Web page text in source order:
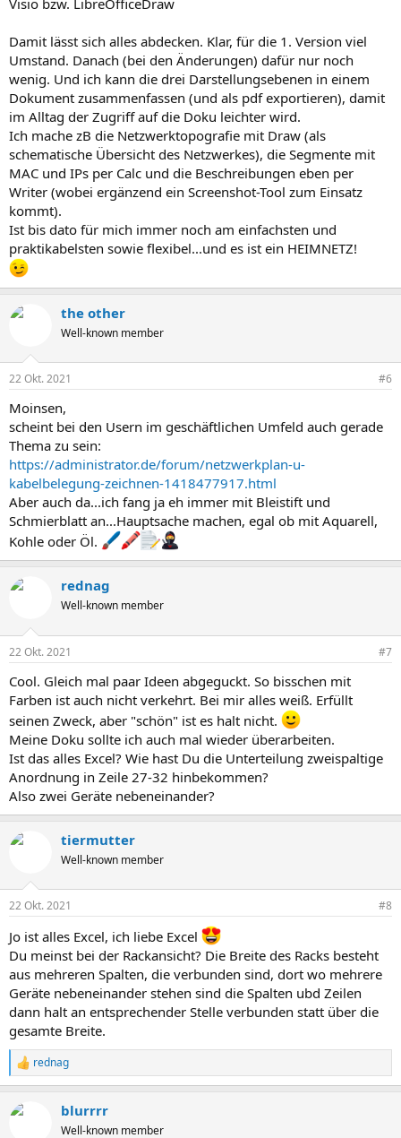
Damit lässt sich alles abdecken. Klar, für die 1. Version viel
Umstand. Danach (bei den Änderungen) dafür nur noch
wenig. Und ich kann die drei Darstellungsebenen in einem
Dokument zusammenfassen (und als pdf exportieren), damit
im Alltag der Zugriff auf die Doku leichter wird.
Ich mache zB die Netzwerktopografie mit Draw (als
schematische Übersicht des Netzwerkes), die Segmente mit
MAC und IPs per Calc und die Beschreibungen eben per
Writer (wobei ergänzend ein Screenshot-Tool zum Einsatz
kommt).
Ist bis dato für mich immer noch am einfachsten und
praktikabelsten sowie flexibel...und es ist ein HEIMNETZ!
the other
Well-known member
22 Okt. 2021 #6
Moinsen,
scheint bei den Usern im geschäftlichen Umfeld auch gerade
Thema zu sein:
https://administrator.de/forum/netzwerkplan-u-
kabelbelegung-zeichnen-1418477917.html
Aber auch da...ich fang ja eh immer mit Bleistift und
Schmierblatt an...Hauptsache machen, egal ob mit Aquarell,
Kohle oder Öl.
rednag
Well-known member
22 Okt. 2021 #7
Cool. Gleich mal paar Ideen abgeguckt. So bisschen mit
Farben ist auch nicht verkehrt. Bei mir alles weiß. Erfüllt
seinen Zweck, aber "schön" ist es halt nicht.
Meine Doku sollte ich auch mal wieder überarbeiten.
Ist das alles Excel? Wie hast Du die Unterteilung zweispaltige
Anordnung in Zeile 27-32 hinbekommen?
Also zwei Geräte nebeneinander?
tiermutter
Well-known member
22 Okt. 2021 #8
Jo ist alles Excel, ich liebe Excel
Du meinst bei der Rackansicht? Die Breite des Racks besteht
aus mehreren Spalten, die verbunden sind, dort wo mehrere
Geräte nebeneinander stehen sind die Spalten ubd Zeilen
dann halt an entsprechender Stelle verbunden statt über die
gesamte Breite.
R
e
k
rednag
blurrrr
Well-known member